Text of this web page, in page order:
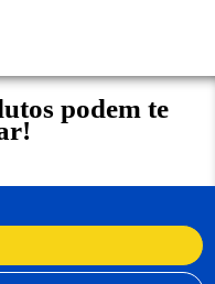
podem te